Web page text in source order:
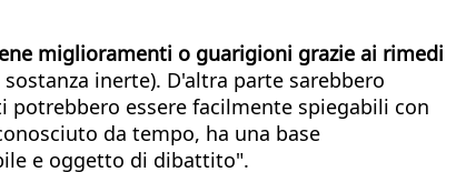
miglioramenti o guarigioni grazie ai rimedi
sostanza inerte). D'altra parte sarebbero
essere facilmente spiegabili con
da tempo, ha una base
e oggetto di dibattito".